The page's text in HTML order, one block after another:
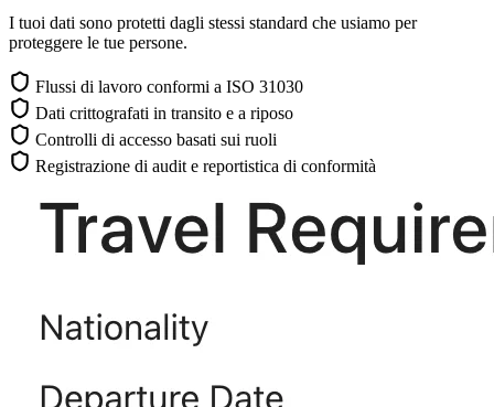
I tuoi dati sono protetti dagli stessi standard che usiamo per
proteggere le tue persone.
Flussi di lavoro conformi a ISO 31030
Dati crittografati in transito e a riposo
Controlli di accesso basati sui ruoli
Registrazione di audit e reportistica di conformità